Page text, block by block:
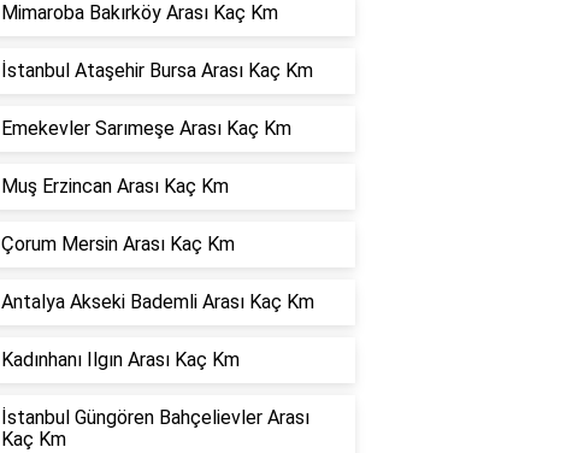
Mimaroba Bakırköy Arası Kaç Km
İstanbul Ataşehir Bursa Arası Kaç Km
Emekevler Sarımeşe Arası Kaç Km
Muş Erzincan Arası Kaç Km
Çorum Mersin Arası Kaç Km
Antalya Akseki Bademli Arası Kaç Km
Kadınhanı Ilgın Arası Kaç Km
İstanbul Güngören Bahçelievler Arası
Kaç Km